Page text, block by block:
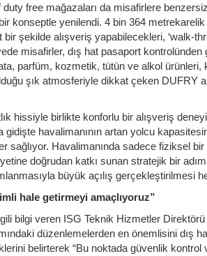
free mağazaları da misafirlere
konseptle yenilendi. 4 bin 364
bir şekilde alışveriş yapabilecekleri, ‘walk-
misafirler, dış hat pasaport
parfüm, kozmetik, tütün ve alkol
şık atmosferiyle dikkat çeken DUFRY
hissiyle birlikte konforlu bir alışveriş
gidişte havalimanının artan yolcu
sağlıyor. Havalimanında sadece fiziksel bir
doğrudan katkı sunan stratejik bir
büyük açılış gerçekleştirilmesi
hale getirmeyi amaçlıyoruz”
bilgi veren ISG Teknik Hizmetler Direktörü
düzenlemelerden en önemlisini dış
belirterek “Bu noktada güvenlik kontrol